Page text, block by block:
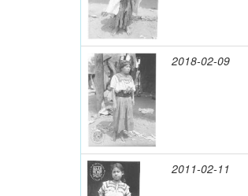
2018-02-09
2011-02-11